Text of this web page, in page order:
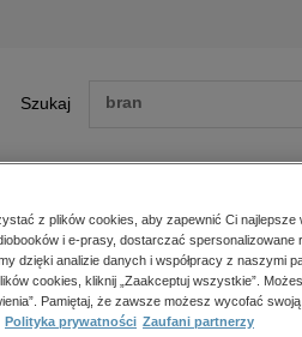
Szukaj
polityka, społeczno-informacyjne
psychologiczne
główna Moniki Zuchniak
Zuchniak
z plików cookies, aby zapewnić Ci
i e-prasy, dostarczać
dzięki analizie danych i współpracy z naszymi
cookies, kliknij „Zaakceptuj wszystkie”.
Pamiętaj, że zawsze możesz wycofać
Polityka prywatności Zaufani partnerzy